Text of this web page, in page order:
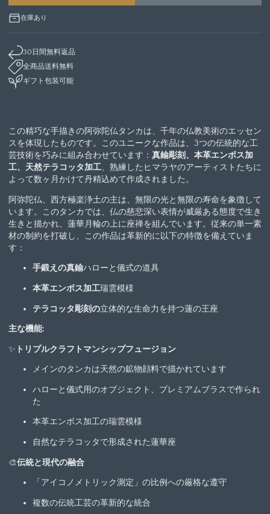
在庫あり
30日間無料返品
全商品送料無料
ギフト包装可能
この精巧な手描きの阿弥陀仏タンカは、千年の仏教美術のエッセン
スを体現したものです。このユニークな作品は、3つの伝統的な工
芸技術を巧みに組み合わせています： 真鍮彫刻、本革エンボス加
工、天然テラコッタ加工、熟練したヒマラヤのアーティストたちに
よって数ヶ月かけて丹精込めて作成されました。
阿弥陀仏、西方極楽浄土の主は、無限の光と無限の寿命を象徴して
います。このタンカでは、仏の慈悲深い表情が威厳ある態度で生き
生きと描かれ、蓮華月輪の上に座禅を組んでいます。従来の単一素
材の制約を打破し、この作品は革新的に以下の特徴を備えていま
す：
手鍛えの真鍮ハローと儀式の道具
本革エンボス加工瑞雲模様
テラコッタ彫刻の立体的な生命力を持つ蓮の王座
主な機能:
✨ トリプルクラフトマンシップフュージョン
メインのタンカは天然の鉱物顔料で描かれています
ハローと儀式用のオブジェクト、プレミアムブラスで作られ
た
本革エンボス加工の瑞雲模様
自然なテラコッタで形成された蓮華座
🎨伝統と現代の融合
「アイコノメトリック測定」の比例への厳格な遵守
複数の伝統工芸の革新的な統合